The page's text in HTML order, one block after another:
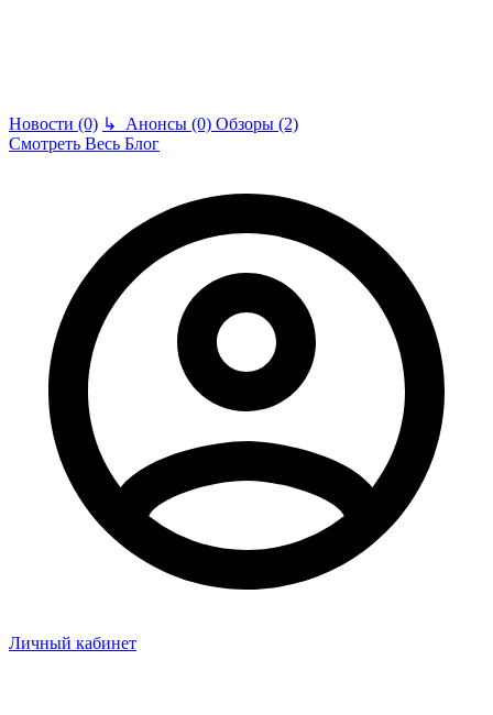
Новости (0) ↳ Анонсы (0) Обзоры (2)
Смотреть Весь Блог
Личный кабинет